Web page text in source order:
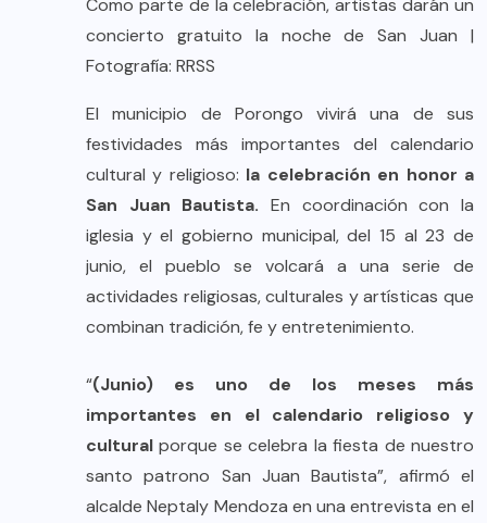
Como parte de la celebración, artistas darán un
concierto gratuito la noche de San Juan |
Fotografía: RRSS
El municipio de Porongo vivirá una de sus
festividades más importantes del calendario
cultural y religioso: la celebración en honor a
San Juan Bautista. En coordinación con la
iglesia y el gobierno municipal, del 15 al 23 de
junio, el pueblo se volcará a una serie de
actividades religiosas, culturales y artísticas que
combinan tradición, fe y entretenimiento.
“(Junio) es uno de los meses más
importantes en el calendario religioso y
cultural porque se celebra la fiesta de nuestro
santo patrono San Juan Bautista”, afirmó el
alcalde Neptaly Mendoza en una entrevista en el